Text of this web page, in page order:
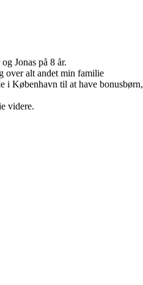
Jonas på 8 år.
over alt andet min familie
København til at have
videre.